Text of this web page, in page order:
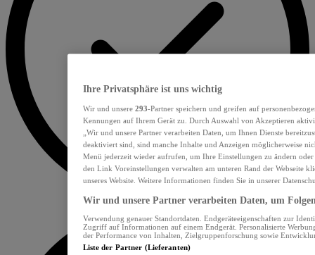
Ihre Privatsphäre ist uns wichtig
Wir und unsere 293-Partner speichern und greifen auf
Kennungen auf Ihrem Gerät zu. Durch Auswahl von Akzeptieren
„Wir und unsere Partner verarbeiten Daten, um Ihnen Dienste
deaktiviert sind, sind manche Inhalte und Anzeigen möglicherweise
Menü jederzeit wieder aufrufen, um Ihre Einstellungen zu ändern
den Link Voreinstellungen verwalten am unteren Rand der Webseite
unseres Website. Weitere Informationen finden Sie in unserer
Wir und unsere Partner verarbeiten Daten, um
Verwendung genauer Standortdaten. Endgeräteeigenschaften zur
Zugriff auf Informationen auf einem Endgerät. Personalisierte
der Performance von Inhalten, Zielgruppenforschung sowie
Liste der Partner (Lieferanten)